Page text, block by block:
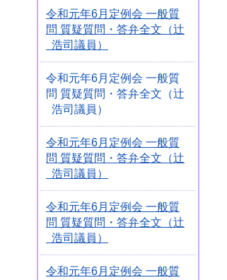
令和元年6月定例会 一般質
問 質疑質問・答弁全文（辻
浩司議員）
令和元年6月定例会 一般質
問 質疑質問・答弁全文（辻
浩司議員）
令和元年6月定例会 一般質
問 質疑質問・答弁全文（辻
浩司議員）
令和元年6月定例会 一般質
問 質疑質問・答弁全文（辻
浩司議員）
令和元年6月定例会 一般質